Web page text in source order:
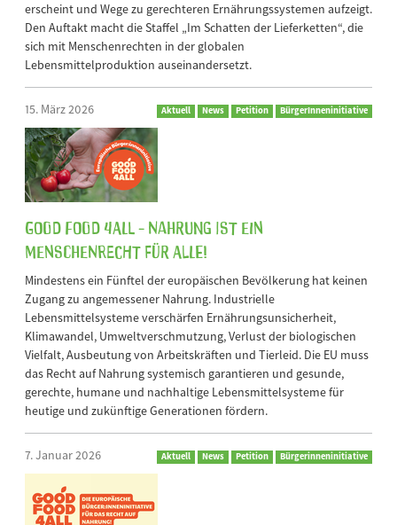
erscheint und Wege zu gerechteren Ernährungssystemen aufzeigt.
Den Auftakt macht die Staffel „Im Schatten der Lieferketten“, die
sich mit Menschenrechten in der globalen
Lebensmittelproduktion auseinandersetzt.
15. März 2026 Aktuell News Petition BürgerInneninitiative
Good Food 4All - Nahrung ist ein
Menschenrecht für alle!
Mindestens ein Fünftel der europäischen Bevölkerung hat keinen
Zugang zu angemessener Nahrung. Industrielle
Lebensmittelsysteme verschärfen Ernährungsunsicherheit,
Klimawandel, Umweltverschmutzung, Verlust der biologischen
Vielfalt, Ausbeutung von Arbeitskräften und Tierleid. Die EU muss
das Recht auf Nahrung systemisch garantieren und gesunde,
gerechte, humane und nachhaltige Lebensmittelsysteme für
heutige und zukünftige Generationen fördern.
7. Januar 2026 Aktuell News Petition Bürgerinneninitiative